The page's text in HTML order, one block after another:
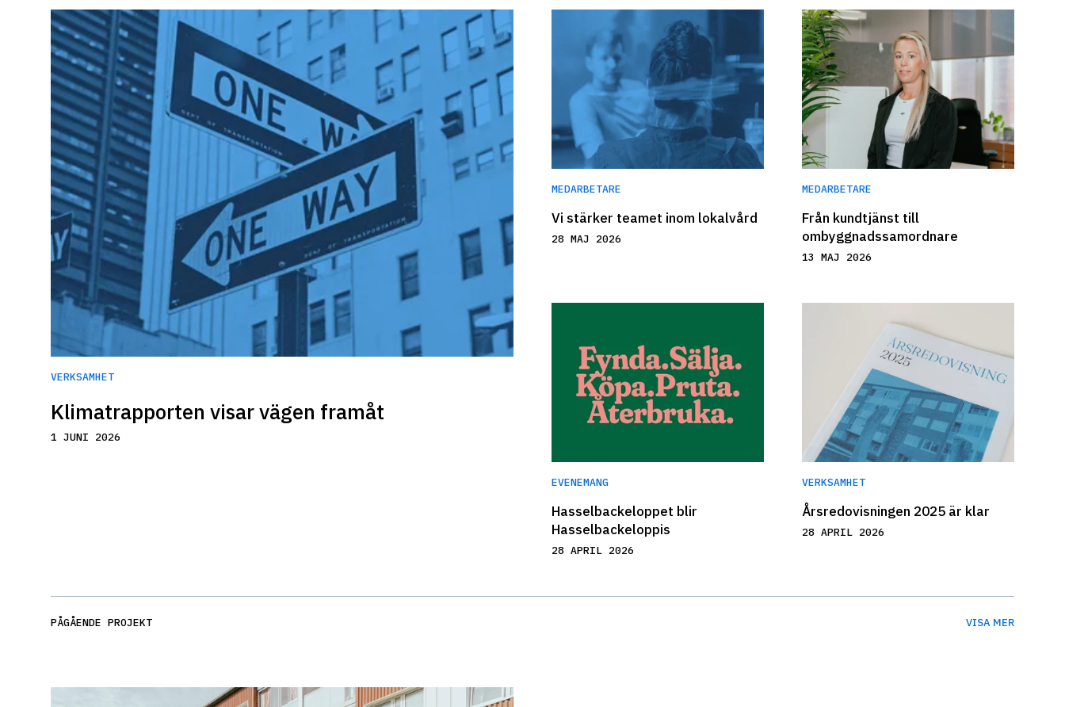
VERKSAMHET
Klimatrapporten visar vägen framåt
1 JUNI 2026
MEDARBETARE
Vi stärker teamet inom lokalvård
28 MAJ 2026
MEDARBETARE
Från kundtjänst till
ombyggnadssamordnare
13 MAJ 2026
EVENEMANG
Hasselbackeloppet blir
Hasselbackeloppis
28 APRIL 2026
VERKSAMHET
Årsredovisningen 2025 är klar
28 APRIL 2026
PÅGÅENDE PROJEKT VISA MER